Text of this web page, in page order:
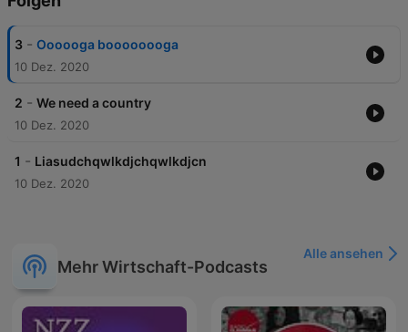
3 - Oooooga boooooooga
10 Dez. 2020
2 - We need a country
10 Dez. 2020
1 - Liasudchqwlkdjchqwlkdjcn
10 Dez. 2020
Mehr Wirtschaft-Podcasts
Alle ansehen